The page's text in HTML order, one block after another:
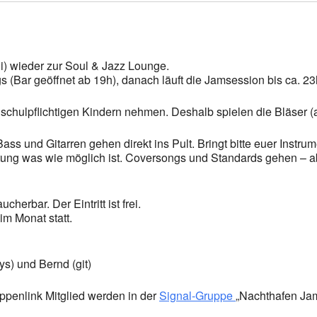
wieder zur Soul & Jazz Lounge.
geöffnet ab 19h), danach läuft die Jamsession bis ca.
Kindern nehmen. Deshalb spielen die Bläser
und Gitarren gehen direkt ins Pult. Bringt bitte euer
was wie möglich ist. Coversongs und Standards gehen –
Der Eintritt ist frei.
Monat statt.
und Bernd (git)
Mitglied werden in derSignal-Gruppe„Nachthafen